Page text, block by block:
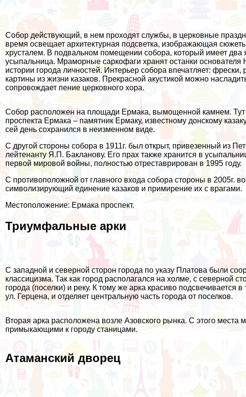
Собор действующий, в нем проходят службы, в церковные
время освещает архитектурная подсветка, изображающая
хрусталем. В подвальном помещении собора, который имеет
усыпальница. Мраморные саркофаги хранят останки
истории города личностей. Интерьер собора впечатляет:
картины из жизни казаков. Прекрасной акустикой можно
сопровождает пение церковного хора.
Собор расположен на площади Ермака, вымощенной камнем.
проспекта Ермака – памятник Ермаку, известному донскому
сей день сохранился в неизменном виде.
С другой стороны собора в 1911г. был открыт, привезенный из
лейтенанту Я.П. Бакланову. Его прах также хранится в
первой мировой войны, полностью отреставрирован в 1995 году.
С противоположной от главного входа собора стороны в 2005г.
символизирующий единение казаков и примирение их с врагами.
Местоположение: Ермака проспект.
Триумфальные арки
С западной и северной сторон города по указу Платова были
классицизма. Так как город располагался на холме, с северной
города (поселки) и реку. К тому же арка красиво
ул. Герцена, и отделяет центральную часть города от поселков.
Вторая арка расположена возле Азовского рынка. С этого
примыкающими к городу станицами.
Атаманский дворец